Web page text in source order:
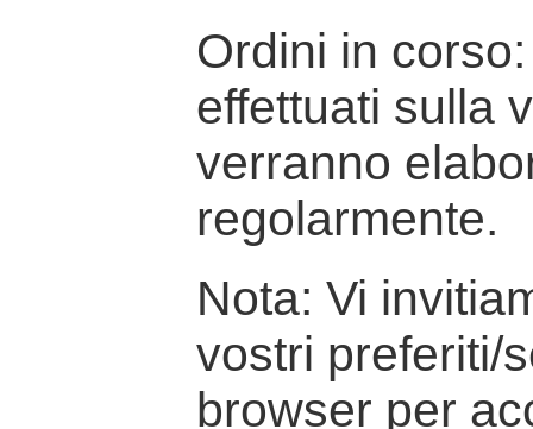
Ordini in
effettuati sulla
verranno
regolarmente.
Nota: Vi
vostri preferiti/
browser per